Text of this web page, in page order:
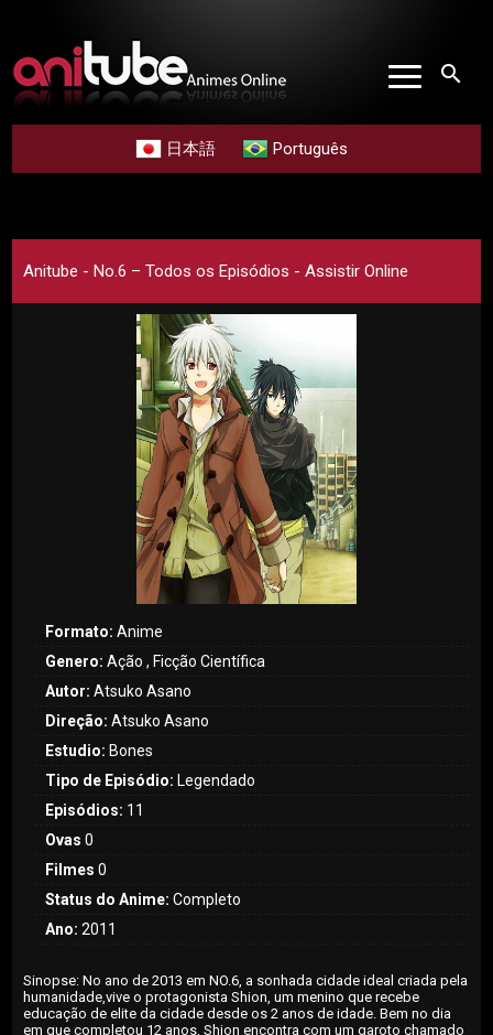
search
日本語 Português
Anitube - No.6 – Todos os Episódios - Assistir Online
Formato: Anime
Genero: Ação , Ficção Científica
Autor: Atsuko Asano
Direção: Atsuko Asano
Estudio: Bones
Tipo de Episódio: Legendado
Episódios: 11
Ovas 0
Filmes 0
Status do Anime: Completo
Ano: 2011
Sinopse: No ano de 2013 em NO.6, a sonhada cidade ideal criada pela
humanidade,vive o protagonista Shion, um menino que recebe
educação de elite da cidade desde os 2 anos de idade. Bem no dia
em que completou 12 anos, Shion encontra com um garoto chamado